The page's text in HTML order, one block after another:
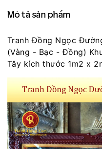
Mô tả sản phẩm
Tranh Đồng Ngọc
(Vàng - Bạc - Đồng)
Tây kích thước 1m2 x